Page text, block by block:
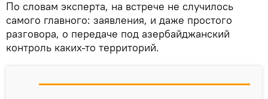
По словам эксперта, на встрече не случилось
самого главного: заявления, и даже простого
разговора, о передаче под азербайджанский
контроль каких-то территорий.